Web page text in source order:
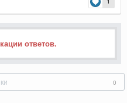
ответов.
0